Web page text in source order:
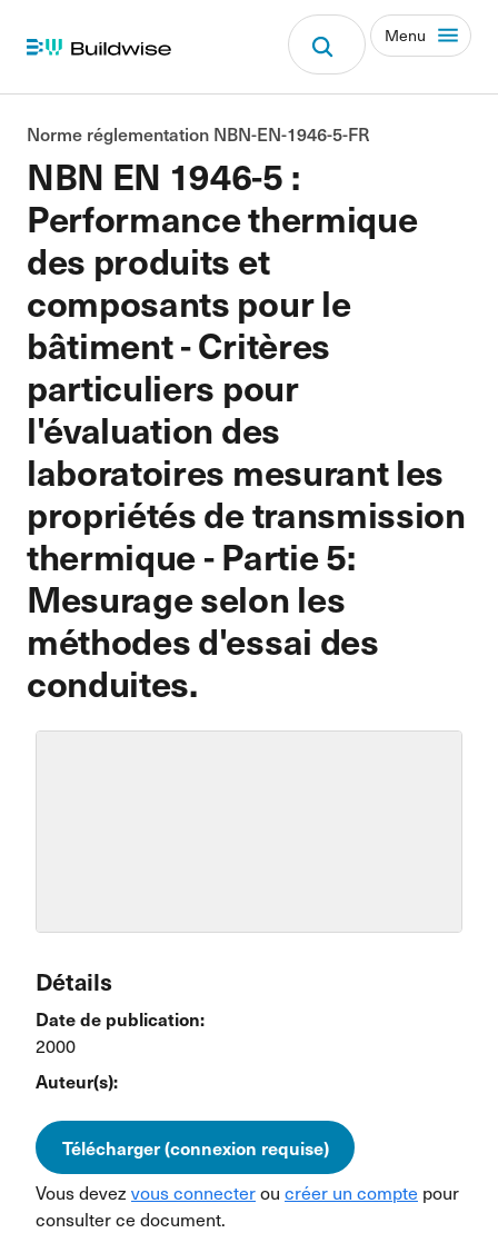
Menu
NBN EN 1946-5 :
Performance thermique
des produits et
composants pour le
bâtiment - Critères
particuliers pour
l'évaluation des
laboratoires mesurant les
propriétés de transmission
thermique - Partie 5:
Mesurage selon les
méthodes d'essai des
conduites.
Norme réglementation NBN-EN-1946-5-FR
Détails
Date de publication:
2000
Auteur(s):
Télécharger (connexion requise)
Vous devez vous connecterou créer un compte pour
consulter ce document.